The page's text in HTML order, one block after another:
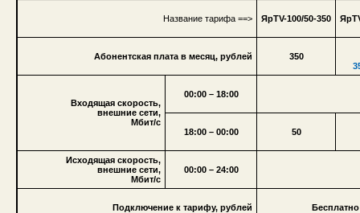
Название тарифа ==> ЯрTV-100/50-350
Абонентская плата в месяц, рублей
350
Входящая скорость,
внешние сети,
Мбит/с
00:00 – 18:00
18:00 – 00:00 50
Исходящая скорость,
внешние сети,
Мбит/с
00:00 – 24:00
Подключение к тарифу, рублей Бесплатно